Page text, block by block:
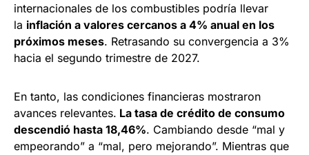
internacionales de los combustibles podría llevar
la inflación a valores cercanos a 4% anual en los
próximos meses. Retrasando su convergencia a 3%
hacia el segundo trimestre de 2027.
En tanto, las condiciones financieras mostraron
avances relevantes. La tasa de crédito de consumo
descendió hasta 18,46%. Cambiando desde “mal y
empeorando” a “mal, pero mejorando”. Mientras que